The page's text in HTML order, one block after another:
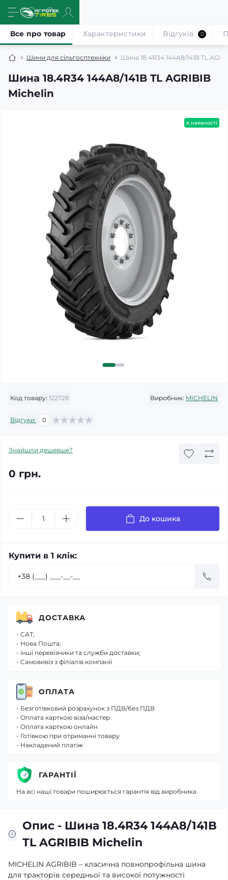
Шини для сільгосптехніки Шина 18.4R34 144A8/141B TL
Шина 18.4R34 144A8/141B TL AGRIBIB
Michelin
Все про товар Характеристики Відгуків 0
в наявності
Код товару: 122728 Виробник: MICHELIN
Відгуки: 0
Знайшли дешевше?
0 грн.
До кошика
Купити в 1 клік:
Опис - Шина 18.4R34 144A8/141B
TL AGRIBIB Michelin
MICHELIN AGRIBIB – класична повнопрофільна шина
для тракторів середньої та високої потужності
ДОСТАВКА
- САТ;
- Нова Пошта;
- інші перевізники та служби доставки;
- Самовивіз з філіалів компанії
ОПЛАТА
- Безготівковий розрахунок з ПДВ/без ПДВ
- Оплата карткою віза/мастер
- Оплата карткою онлайн
- Готівкою при отриманні товару
- Накладений платіж
ГАРАНТІЇ
На всі наші товари поширюється гарантія від виробника